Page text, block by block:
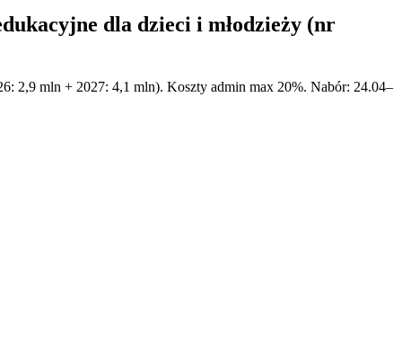
dla dzieci i młodzieży (nr
2,9 mln + 2027: 4,1 mln). Koszty admin max 20%. Nabór: 24.04–